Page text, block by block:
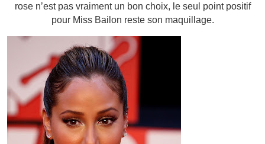
rose n’est pas vraiment un bon choix, le seul point positif
pour Miss Bailon reste son maquillage.